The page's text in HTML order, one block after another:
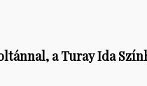
a Turay Ida